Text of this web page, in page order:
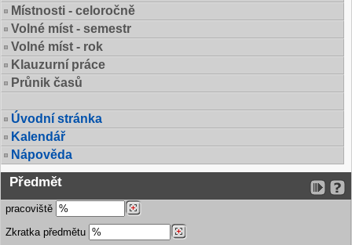
Místnosti - celoročně
Volné míst - semestr
Volné míst - rok
Klauzurní práce
Průnik časů
Úvodní stránka
Kalendář
Nápověda
Předmět
pracoviště
Zkratka předmětu